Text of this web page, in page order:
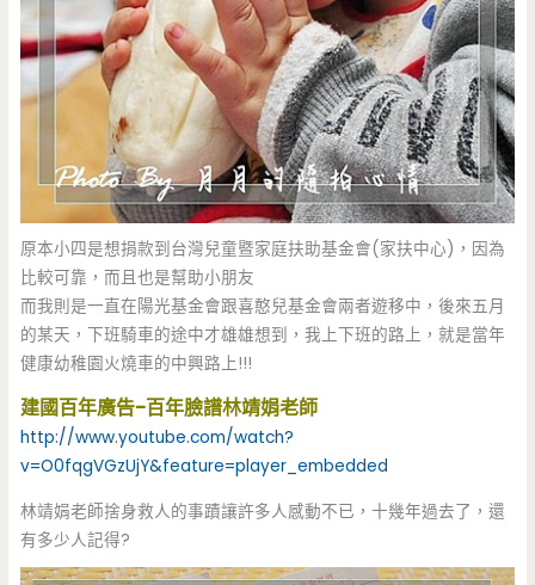
原本小四是想捐款到台灣兒童暨家庭扶助基金會(家扶中心)，因為
比較可靠，而且也是幫助小朋友
而我則是一直在陽光基金會跟喜憨兒基金會兩者遊移中，後來五月
的某天，下班騎車的途中才雄雄想到，我上下班的路上，就是當年
健康幼稚園火燒車的中興路上!!!
建國百年廣告-百年臉譜林靖娟老師
http://www.youtube.com/watch?
v=O0fqgVGzUjY&feature=player_embedded
林靖娟老師捨身救人的事蹟讓許多人感動不已，十幾年過去了，還
有多少人記得?